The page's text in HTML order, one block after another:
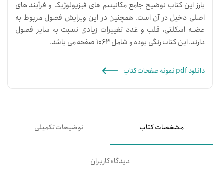
بارز این کتاب توضیح جامع مکانیسم های فیزیولوژیک و فرآیند های
اصلی دخیل در آن است. همچنین در این ویرایش فصول مربوط به
عضله اسکلتی، قلب و غدد تغییرات زیادی نسبت به سایر فصول
دارند. این کتاب رنگی بوده و شامل 1063 صفحه می باشد.
دانلود pdf نمونه صفحات کتاب
مشخصات کتاب توضیحات تکمیلی
دیدگاه کاربران